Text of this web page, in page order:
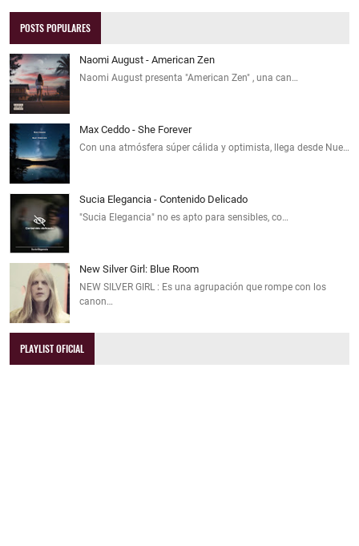
POSTS POPULARES
Naomi August - American Zen
Naomi August presenta "American Zen" , una can…
Max Ceddo - She Forever
Con una atmósfera súper cálida y optimista, llega desde Nue…
Sucia Elegancia - Contenido Delicado
"Sucia Elegancia" no es apto para sensibles, co…
New Silver Girl: Blue Room
NEW SILVER GIRL : Es una agrupación que rompe con los
canon…
PLAYLIST OFICIAL